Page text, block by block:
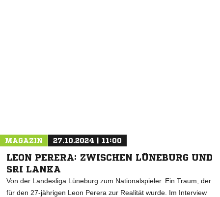
MAGAZIN 27.10.2024 | 11:00
LEON PERERA: ZWISCHEN LÜNEBURG UND
SRI LANKA
Von der Landesliga Lüneburg zum Nationalspieler. Ein Traum, der
für den 27-jährigen Leon Perera zur Realität wurde. Im Interview